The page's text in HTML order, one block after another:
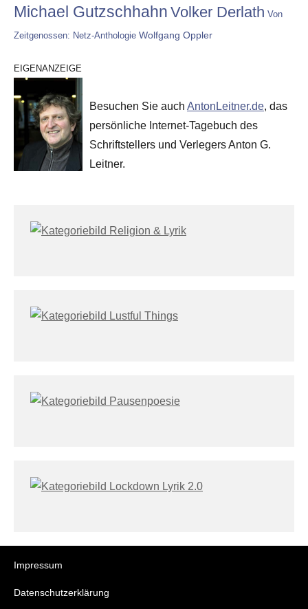
Michael Gutzschhahn Volker Derlath Von
Zeitgenossen: Netz-Anthologie Wolfgang Oppler
EIGENANZEIGE
Besuchen Sie auch AntonLeitner.de, das
persönliche Internet-Tagebuch des
Schriftstellers und Verlegers Anton G.
Leitner.
Impressum
Datenschutzerklärung